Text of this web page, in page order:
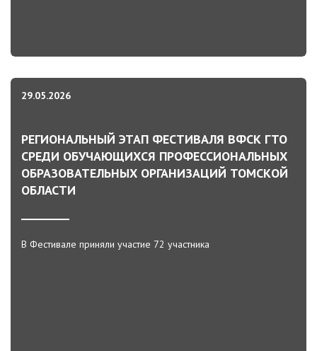
29.05.2026
РЕГИОНАЛЬНЫЙ ЭТАП ФЕСТИВАЛЯ ВФСК ГТО
СРЕДИ ОБУЧАЮЩИХСЯ ПРОФЕССИОНАЛЬНЫХ
ОБРАЗОВАТЕЛЬНЫХ ОРГАНИЗАЦИЙ ТОМСКОЙ
ОБЛАСТИ
В Фестивале приняли участие 72 участника